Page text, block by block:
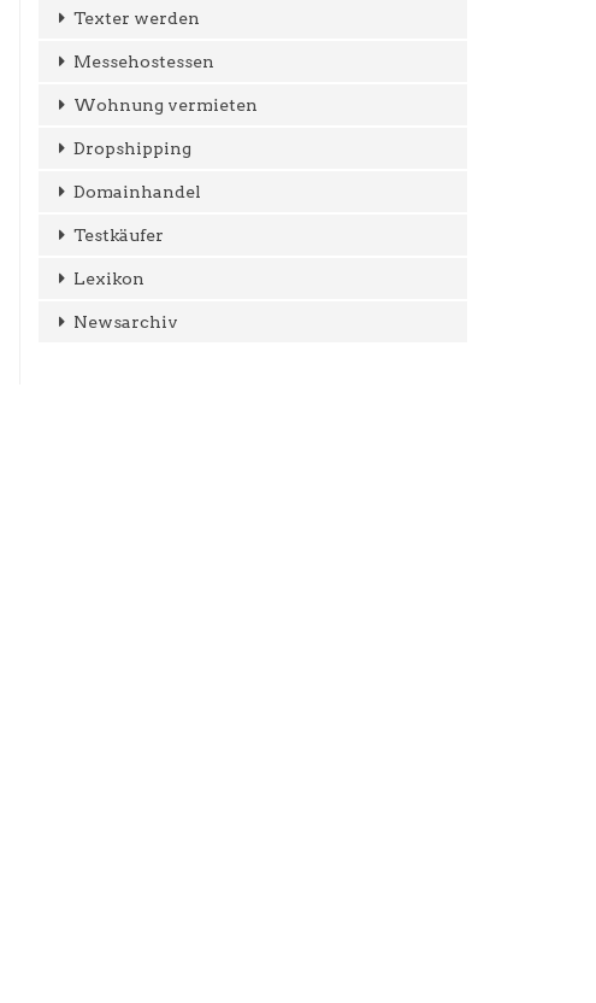
Texter werden
Messehostessen
Wohnung vermieten
Dropshipping
Domainhandel
Testkäufer
Lexikon
Newsarchiv